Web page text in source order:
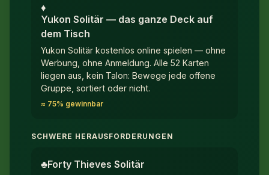
♦︎
Yukon Solitär — das ganze Deck auf
dem Tisch
Yukon Solitär kostenlos online spielen — ohne
Werbung, ohne Anmeldung. Alle 52 Karten
liegen aus, kein Talon: Bewege jede offene
Gruppe, sortiert oder nicht.
≈ 75% gewinnbar
SCHWERE HERAUSFORDERUNGEN
♣︎Forty Thieves Solitär